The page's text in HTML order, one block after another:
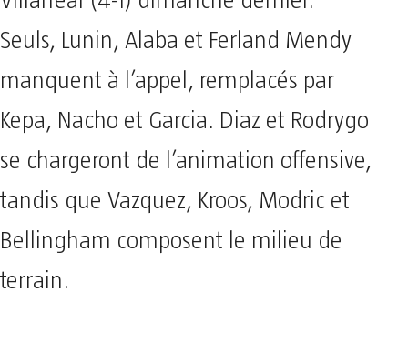
Seuls, Lunin, Alaba et Ferland Mendy
manquent à l’appel, remplacés par
Kepa, Nacho et Garcia. Diaz et Rodrygo
se chargeront de l’animation offensive,
tandis que Vazquez, Kroos, Modric et
Bellingham composent le milieu de
terrain.